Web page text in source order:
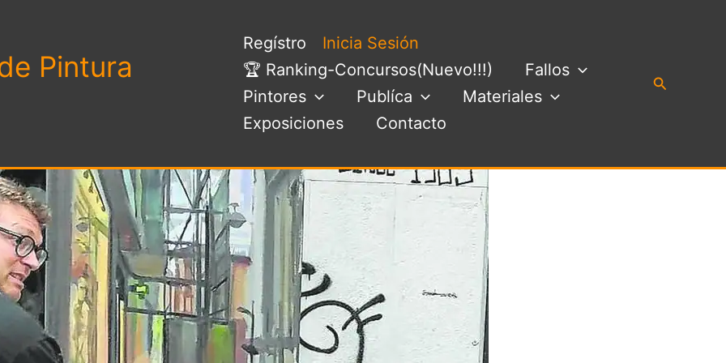
Pintura
Regístro
Inicia Sesión
🏆 Ranking-Concursos(Nuevo!!!)
Fallos
Pintores
Publíca
Materiales
Exposiciones
Contacto
Buscar